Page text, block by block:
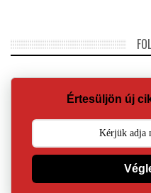
Értesüljön új